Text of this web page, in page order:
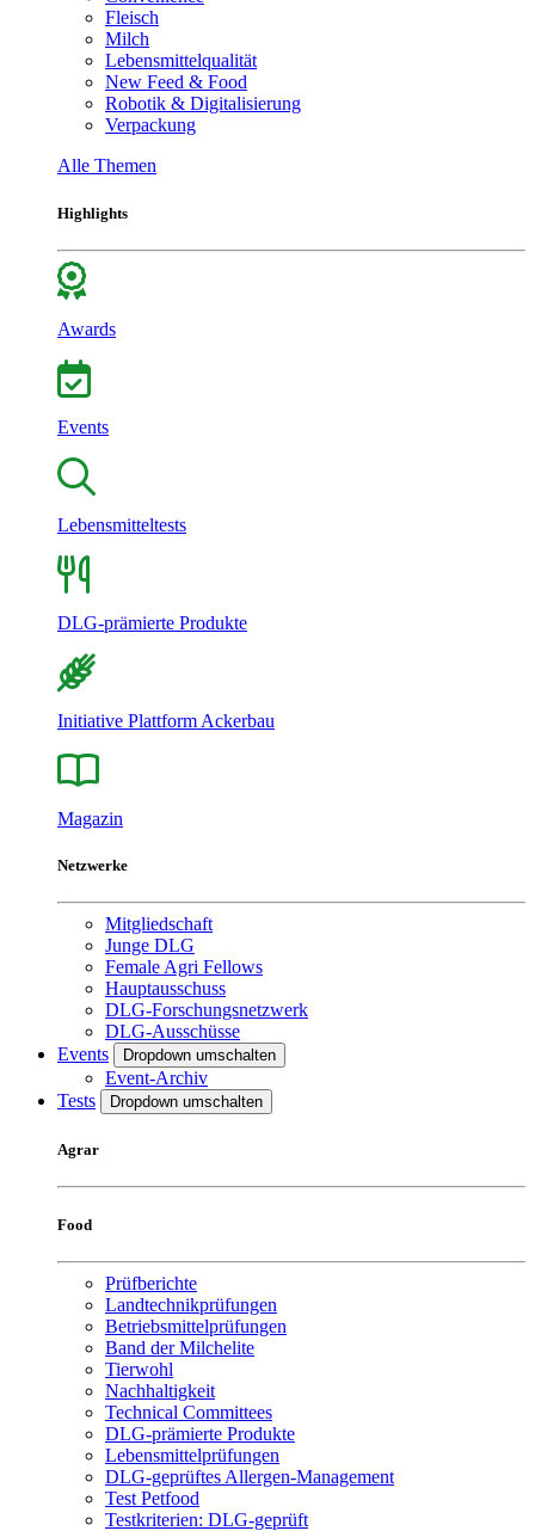
Fleisch
Milch
Lebensmittelqualität
New Feed & Food
Robotik & Digitalisierung
Verpackung
Alle Themen
Highlights
Awards
Events
Lebensmitteltests
DLG-prämierte Produkte
Initiative Plattform Ackerbau
Magazin
Netzwerke
Mitgliedschaft
Junge DLG
Female Agri Fellows
Hauptausschuss
DLG-Forschungsnetzwerk
DLG-Ausschüsse
Events
Dropdown umschalten
Event-Archiv
Tests
Dropdown umschalten
Agrar
Food
Prüfberichte
Landtechnikprüfungen
Betriebsmittelprüfungen
Band der Milchelite
Tierwohl
Nachhaltigkeit
Technical Committees
DLG-prämierte Produkte
Lebensmittelprüfungen
DLG-geprüftes Allergen-Management
Test Petfood
Testkriterien: DLG-geprüft